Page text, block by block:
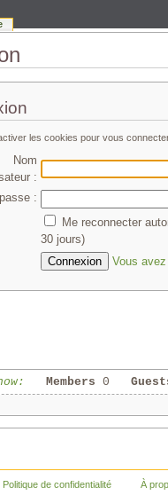
les cookies pour vous
Nom
:
:
Me reconnecter
30 jours)
Vous
Members 0
Politique de confidentialité À